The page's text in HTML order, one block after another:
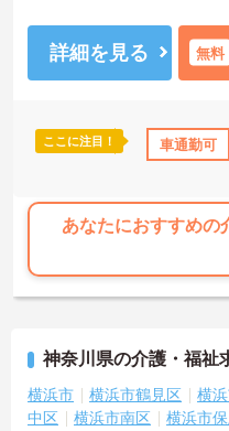
住宅手当・補助 託児
笑顔を引き出すことができる
いを感じることができます。
＜手厚い研修とサポート体制
心してステップアップできま
期的にあり、悩みや不安を解
へのバックアップが非常に充
詳細を見る 無料
ここに注目！ 車通勤可
あなたにおすすめの
神奈川県の介護・福祉
横浜市 横浜市鶴見区 横
中区
横浜市南区 横浜市